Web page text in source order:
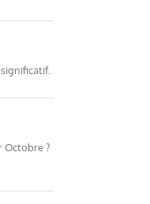
Octobre ?